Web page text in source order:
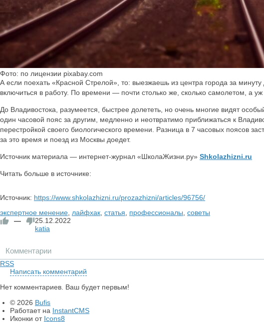
Фото: по лицензии pixabay.com
А если поехать «Красной Стрелой», то: выезжаешь из центра города за
включиться в работу. По времени — почти столько же, сколько самолетом, а
До Владивостока, разумеется, быстрее долететь, но очень многие видят
один часовой пояс за другим, медленно и неотвратимо приближаться к
перестройкой своего биологического времени. Разница в 7 часовых поясов
за это время и поезд из Москвы доедет.
Источник материала — интернет-журнал «ШколаЖизни.ру» Shkolazhizni.ru
Читать больше в источнике:
Источник: https://www.shkolazhizni.ru/prozazhizni/articles/96756/
экспертное менение лайфхак статья профессионалы советы
—
25.12.2022
katia
Комментарии
RSS
Написать комментарий
Нет комментариев. Ваш будет первым!
© 2026 Bufis
Работает на InstantCMS
Иконки от Icons8